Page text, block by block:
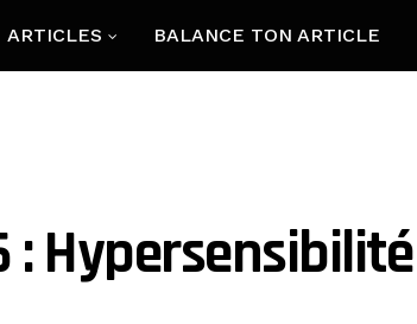
ARTICLES BALANCE TON ARTICLE
: Hypersensibilité